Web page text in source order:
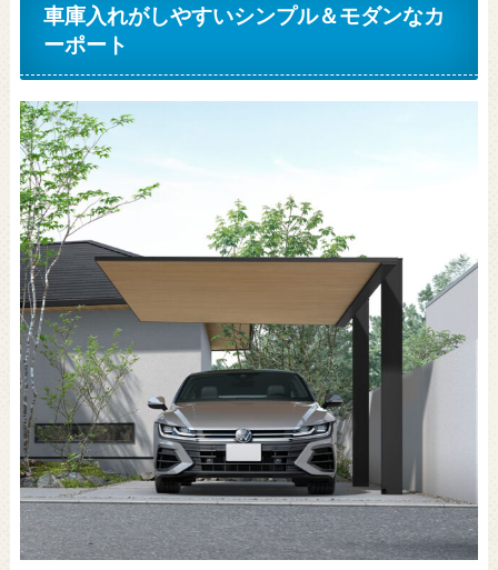
車庫入れがしやすいシンプル＆モダンなカ
ーポート